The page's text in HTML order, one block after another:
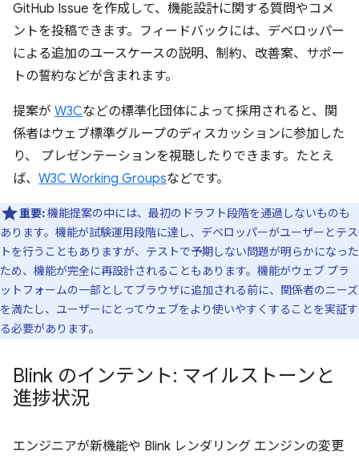
GitHub Issue を作成して、機能設計に関する質問やコメ
ントを投稿できます。フィードバックには、デベロッパー
による追加のユースケースの説明、制約、改善案、サポー
トの誓約などが含まれます。
提案が W3Cなどの標準化団体によって採用されると、関
係者はウェブ標準グループのディスカッションに参加した
り、 プレゼンテーションを視聴したりできます。たとえ
ば、 W3C Working Groupsなどです。
重要:機能提案の中には、最初のドラフト段階を通過しないものも
あります。機能が試験運用段階に達し、デベロッパーがユーザーとテス
トを行うこともありますが、テストで予期しない問題が明らかになった
ため、機能が完全に再設計されることもあります。機能がウェブ プラ
ットフォームの一部としてブラウザに追加される前に、関係者のニーズ
を満たし、ユーザーにとってウェブをより使いやすくすることを実証す
る必要があります。
Blink のインテント: マイルストーンと
進捗状況
エンジニアが新機能や Blink レンダリング エンジンの変更